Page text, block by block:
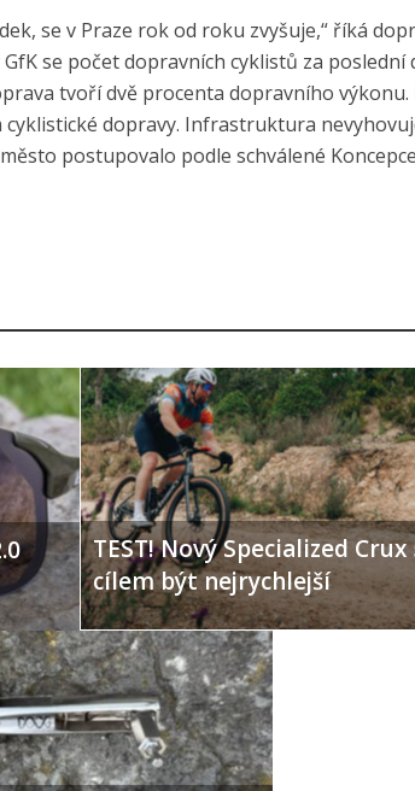
se v Praze rok od roku zvyšuje,“ říká
se počet dopravních cyklistů za poslední
tvoří dvě procenta dopravního
dopravy. Infrastruktura
postupovalo podle schválené
TEST! Nový Specialized Crux
cílem být nejrychlejší